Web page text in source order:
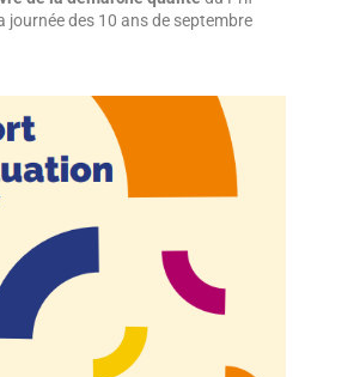
journée des 10 ans de septembre